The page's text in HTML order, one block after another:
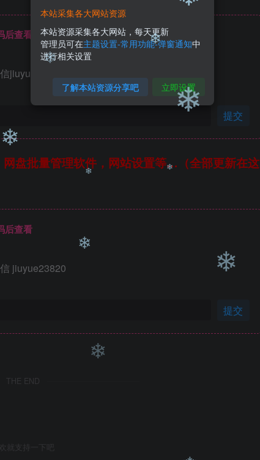
后查看
jiuyue23820
提交
盘批量管理软件，网站设置等…（全部更新在这
后查看
jiuyue23820
提交
THE END
欢就支持一下吧
本站采集各大网站资源
本站资源采集各大网站，每天更新
管理员可在主题设置-常用功能-弹窗通知中
进行相关设置
了解本站资源分享吧 立即设置
❄
❄
❄
❄